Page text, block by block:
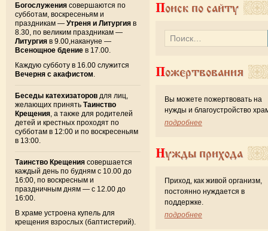
Богослужения совершаются по
субботам, воскресеньям и
праздникам — Утреня и Литургия в
8.30, по великим праздникам —
Литургия в 9.00,накануне —
Всенощное бдение в 17.00.
Каждую субботу в 16.00 служится
Вечерня с акафистом
Беседы катехизаторов для лиц,
желающих принять Таинство
Крещения , а также для родителей
детей и крестных проходят по
субботам в 12:00 и по воскресеньям
в 13:00.
Таинство Крещения совершается
каждый день по будням с 10.00 до
16:00, по воскресным и
праздничным дням — с 12.00 до
16:00.
В храме устроена купель для
крещения взрослых (баптистерий).
Поиск по сайту
Пожертвования
Вы можете пожертвовать на
нужды и благоустройство
подробнее
Нужды прихода
Приход, как живой организм,
постоянно нуждается в
поддержке.
подробнее